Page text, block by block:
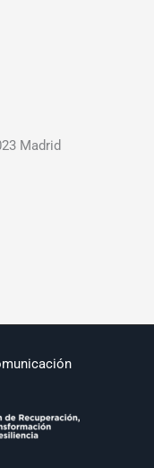
Madrid